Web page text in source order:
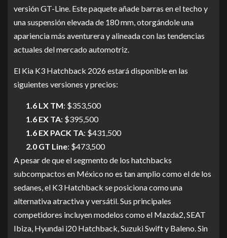
versión GT-Line. Este paquete añade barras en el techo y
una suspensión elevada de 180 mm, otorgándole una
apariencia más aventurera y alineada con las tendencias
actuales del mercado automotriz.
El Kia K3 Hatchback 2026 estará disponible en las
siguientes versiones y precios:
1.6 LX TM: $353,500
1.6 EX TA: $395,500
1.6 EX PACK TA: $431,500
2.0 GT Line: $473,500
A pesar de que el segmento de los hatchbacks
subcompactos en México no es tan amplio como el de los
sedanes, el K3 Hatchback se posiciona como una
alternativa atractiva y versátil. Sus principales
competidores incluyen modelos como el Mazda2, SEAT
Ibiza, Hyundai i20 Hatchback, Suzuki Swift y Baleno. Sin